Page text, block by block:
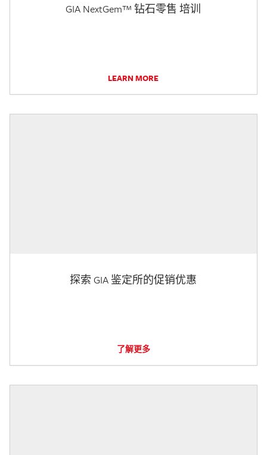
GIA NextGem™ 钻石零售 培训
LEARN MORE
探索 GIA 鉴定所的促销优惠
了解更多